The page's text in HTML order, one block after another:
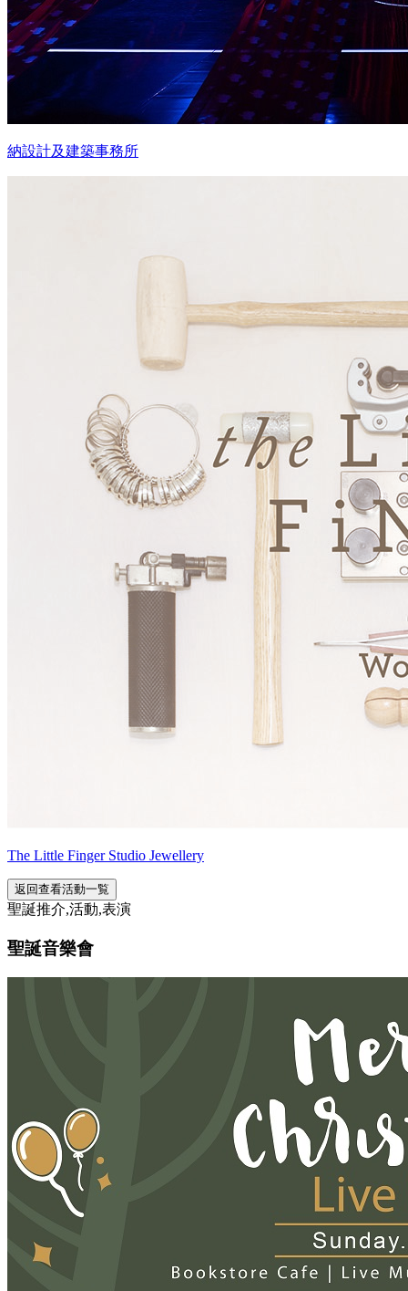
納設計及建築事務所
The Little Finger Studio Jewellery
返回查看活動一覧
聖誕推介,活動,表演
聖誕音樂會